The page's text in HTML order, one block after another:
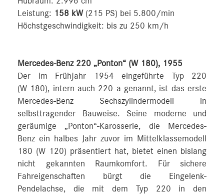
Leistung: 158 kW(215 PS) bei 5.800/min
Höchstgeschwindigkeit: bis zu 250 km/h
Mercedes-Benz 220 „Ponton“ (W 180), 1955
Der im Frühjahr 1954 eingeführte Typ 220
(W 180), intern auch 220 a genannt, ist das erste
Mercedes-Benz Sechszylindermodell in
selbsttragender Bauweise. Seine moderne und
geräumige „Ponton“-Karosserie, die Mercedes-
Benz ein halbes Jahr zuvor im Mittelklassemodell
180 (W 120) präsentiert hat, bietet einen bislang
nicht gekannten Raumkomfort. Für sichere
Fahreigenschaften bürgt die Eingelenk-
Pendelachse, die mit dem Typ 220 in den